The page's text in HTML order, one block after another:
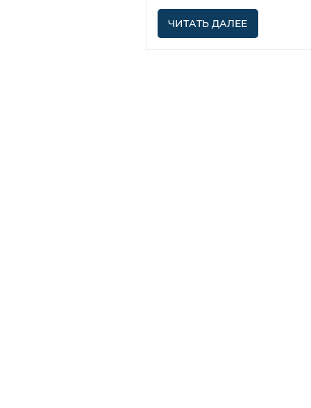
Германию. Они также исключили
соответствовала требуемым
что Shanghai Volkswagen
ЧИТАТЬ ДАЛЕЕ